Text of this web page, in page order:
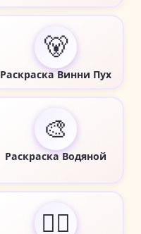
🐻
Раскраска Винни Пух
🎨
Раскраска Водяной
🧙‍♂️